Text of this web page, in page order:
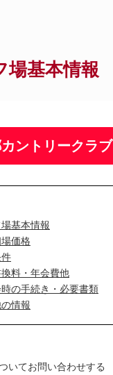
場基本情報
ントリークラブ
基本情報
価格
件
料・年会費他
時の手続き・必要書類
情報
いてお問い合わせする